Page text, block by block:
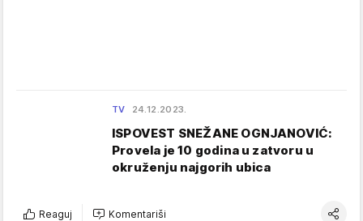
TV 24.12.2023.
ISPOVEST SNEŽANE OGNJANOVIĆ:
Provela je 10 godina u zatvoru u
okruženju najgorih ubica
Reaguj Komentariši